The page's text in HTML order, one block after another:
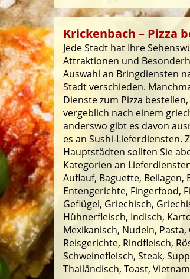
Krickenbach – Pizza
Jede Stadt hat Ihre
Attraktionen und
Auswahl an Bringdiensten
Stadt verschieden.
Dienste zum Pizza
vergeblich nach einem
anderswo gibt es davon
es an Sushi-Lieferdiensten.
Hauptstädten sollten Sie
Kategorien an
Auflauf, Baguette, Beilagen,
Entengerichte, Fingerfood,
Geflügel, Griechisch,
Hühnerfleisch, Indisch,
Mexikanisch, Nudeln, Pasta,
Reisgerichte, Rindfleisch,
Schweinefleisch, Steak,
Thailändisch, Toast,